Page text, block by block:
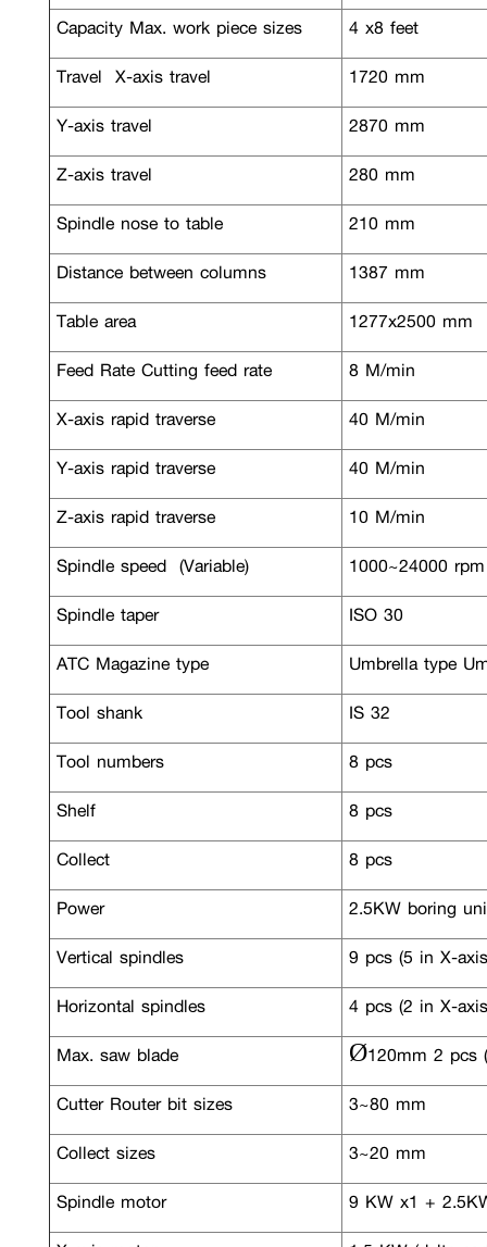
Capacity Max. work piece sizes
4 x8 feet
Travel X-axis travel
1720 mm
Y-axis travel
2870 mm
Z-axis travel
280 mm
Spindle nose to table
210 mm
Distance between columns
1387 mm
Table area
1277x2500 mm
Feed Rate Cutting feed rate
8 M/min
X-axis rapid traverse
40 M/min
Y-axis rapid traverse
40 M/min
Z-axis rapid traverse
10 M/min
Spindle speed (Variable)
1000~24000
Spindle taper
ISO 30
ATC Magazine type
Umbrella type
Tool shank
IS 32
Tool numbers
8 pcs
Shelf
8 pcs
Collect
8 pcs
Power
2.5KW boring
Vertical spindles
9 pcs (5 in X-
Horizontal spindles
4 pcs (2 in X-
Max. saw blade
Ø120mm 2 pcs
Cutter Router bit sizes
3~80 mm
Collect sizes
3~20 mm
Spindle motor
9 KW x1 +